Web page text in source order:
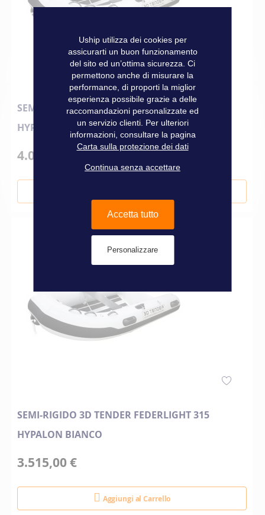
SEMI-RIGIDO 3D TENDER FEDERLIGHT 315
HYPALON BIANCO + COPRIBARCA
4.040,00 €
SEMI-RIGIDO 3D TENDER FEDERLIGHT 315
HYPALON BIANCO
3.515,00 €
Aggiungi al Carrello
Uship utilizza dei cookies per
assicurarti un buon funzionamento
del sito ed un’ottima sicurezza. Ci
permettono anche di misurare la
performance, di proporti la miglior
esperienza possibile grazie a delle
raccomandazioni personalizzate ed
un servizio clienti. Per ulteriori
informazioni, consultare la pagina
Carta sulla protezione dei dati
Continua senza accettare
Accetta tutto
Personalizzare